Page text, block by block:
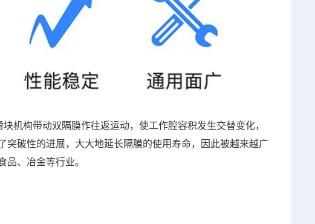
机构带动双隔膜作往返运动，使工作腔容积发生交替变化，
破性的进展，大大地延长隔膜的使用寿命，因此被越来越广
品、冶金等行业。